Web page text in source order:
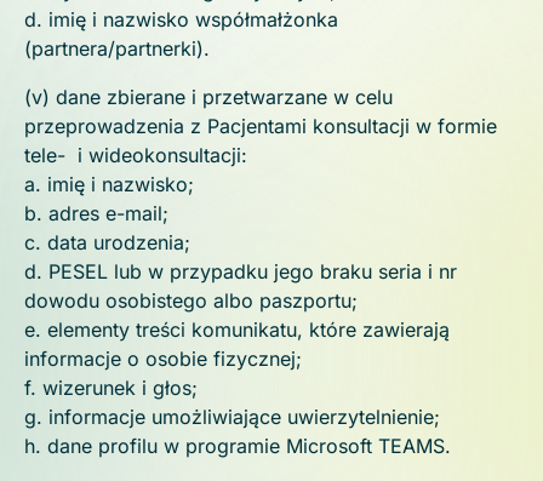
d. imię i nazwisko współmałżonka
(partnera/partnerki).
(v) dane zbierane i przetwarzane w celu
przeprowadzenia z Pacjentami konsultacji w formie
tele- i wideokonsultacji:
a. imię i nazwisko;
b. adres e-mail;
c. data urodzenia;
d. PESEL lub w przypadku jego braku seria i nr
dowodu osobistego albo paszportu;
e. elementy treści komunikatu, które zawierają
informacje o osobie fizycznej;
f. wizerunek i głos;
g. informacje umożliwiające uwierzytelnienie;
h. dane profilu w programie Microsoft TEAMS.